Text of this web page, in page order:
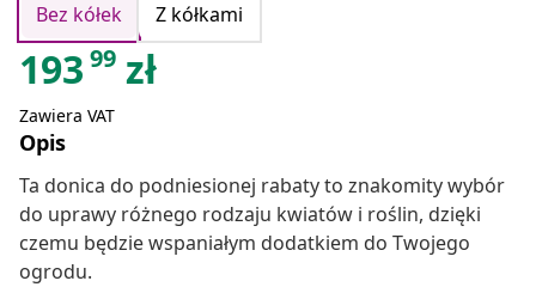
Bez kółek
Z kółkami
193 99 zł
Zawiera VAT
Opis
Ta donica do podniesionej rabaty to znakomity wybór
do uprawy różnego rodzaju kwiatów i roślin, dzięki
czemu będzie wspaniałym dodatkiem do Twojego
ogrodu.